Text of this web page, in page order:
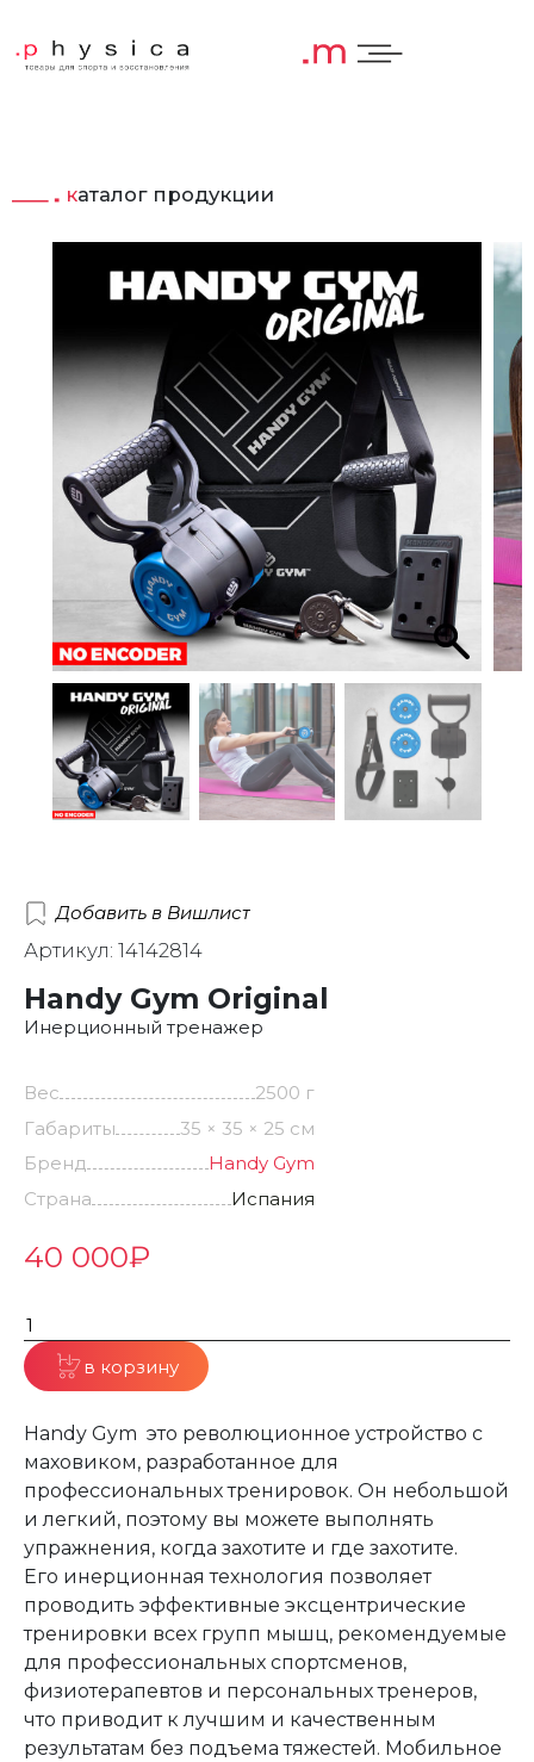
каталог продукции
Добавить в Вишлист
Артикул: 14142814
Handy Gym Original
Инерционный тренажер
Вес
2500 г
Габариты
35 × 35 × 25 см
Бренд
Handy Gym
Страна
Испания
40 000₽
в корзину
Handy Gym это революционное устройство с
маховиком, разработанное для
профессиональных тренировок. Он небольшой
и легкий, поэтому вы можете выполнять
упражнения, когда захотите и где захотите.
Его инерционная технология позволяет
проводить эффективные эксцентрические
тренировки всех групп мышц, рекомендуемые
для профессиональных спортсменов,
физиотерапевтов и персональных тренеров,
что приводит к лучшим и качественным
результатам без подъема тяжестей. Мобильное